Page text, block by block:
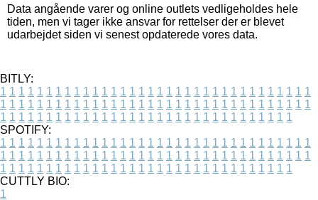
Data angående varer og online outlets vedligeholdes hele
tiden, men vi tager ikke ansvar for rettelser der er blevet
udarbejdet siden vi senest opdaterede vores data.
BITLY:
1 1 1 1 1 1 1 1 1 1 1 1 1 1 1 1 1 1 1 1 1 1 1 1 1 1 1 1 1 1 1 1 1 1
1 1 1 1 1 1 1 1 1 1 1 1 1 1 1 1 1 1 1 1 1 1 1 1 1 1 1 1 1 1 1 1 1 1
1 1 1 1 1 1 1 1 1 1 1 1 1 1 1 1 1 1 1 1 1 1 1 1 1 1 1 1 1 1 1 1
SPOTIFY:
1 1 1 1 1 1 1 1 1 1 1 1 1 1 1 1 1 1 1 1 1 1 1 1 1 1 1 1 1 1 1 1 1 1
1 1 1 1 1 1 1 1 1 1 1 1 1 1 1 1 1 1 1 1 1 1 1 1 1 1 1 1 1 1 1 1 1 1
1 1 1 1 1 1 1 1 1 1 1 1 1 1 1 1 1 1 1 1 1 1 1 1 1 1 1 1 1 1 1 1
CUTTLY BIO:
1